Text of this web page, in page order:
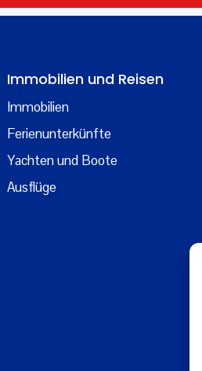
Immobilien und Reisen
Immobilien
Ferienunterkünfte
Yachten und Boote
Ausflüge